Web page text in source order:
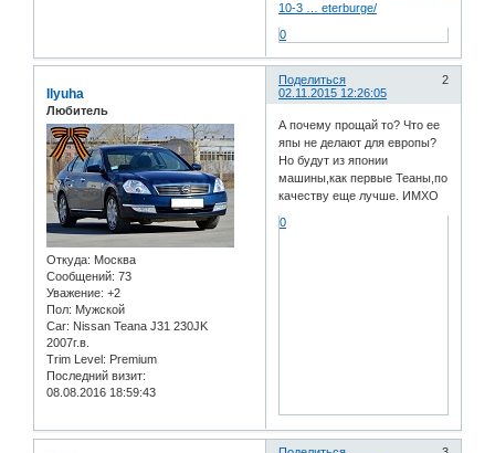
10-3 … eterburge/
0
Поделиться
2
02.11.2015 12:26:05
Ilyuha
Любитель
Откуда: Москва
Сообщений: 73
Уважение: +2
Пол: Мужской
Car: Nissan Teana J31 230JK
2007г.в.
Trim Level: Premium
Последний визит:
08.08.2016 18:59:43
А почему прощай то? Что ее
япы не делают для европы?
Но будут из японии
машины,как первые Теаны,по
качеству еще лучше. ИМХО
0